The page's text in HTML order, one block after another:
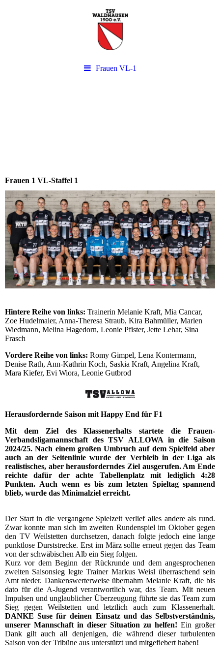
Frauen VL-1
Frauen 1 VL-Staffel 1
Hintere Reihe von links: Trainerin Melanie Kraft, Mia Cancar,
Zoe Hudelmaier, Anna-Theresa Straub, Kira Bahmüller, Marlen
Wiedmann, Melina Hagedorn, Leonie Pfister, Jette Lehar, Sina
Frasch
Vordere Reihe von links: Romy Gimpel, Lena Kontermann,
Denise Rath, Ann-Kathrin Koch, Saskia Kraft, Angelina Kraft,
Mara Kiefer, Evi Wiora, Leonie Gutbrod
Herausfordernde Saison mit Happy End für F1
Mit dem Ziel des Klassenerhalts startete die Frauen-
Verbandsligamannschaft des TSV ALLOWA in die Saison
2024/25. Nach einem großen Umbruch auf dem Spielfeld aber
auch an der Seitenlinie wurde der Verbleib in der Liga als
realistisches, aber herausforderndes Ziel ausgerufen. Am Ende
reichte dafür der achte Tabellenplatz mit lediglich 4:28
Punkten. Auch wenn es bis zum letzten Spieltag spannend
blieb, wurde das Minimalziel erreicht.
Der Start in die vergangene Spielzeit verlief alles andere als rund.
Zwar konnte man sich im zweiten Rundenspiel im Oktober gegen
den TV Weilstetten durchsetzen, danach folgte jedoch eine lange
punktlose Durststrecke. Erst im März sollte erneut gegen das Team
von der schwäbischen Alb ein Sieg folgen.
Kurz vor dem Beginn der Rückrunde und dem angesprochenen
zweiten Saisonsieg legte Trainer Markus Weisl überraschend sein
Amt nieder. Dankenswerterweise übernahm Melanie Kraft, die bis
dato für die A-Jugend verantwortlich war, das Team. Mit neuen
Impulsen und unglaublicher Überzeugung führte sie das Team zum
Sieg gegen Weilstetten und letztlich auch zum Klassenerhalt.
DANKE Suse für deinen Einsatz und das Selbstverständnis,
unserer Mannschaft in dieser Situation zu helfen! Ein großer
Dank gilt auch all denjenigen, die während dieser turbulenten
Saison von der Tribüne aus unterstützt und mitgefiebert haben!